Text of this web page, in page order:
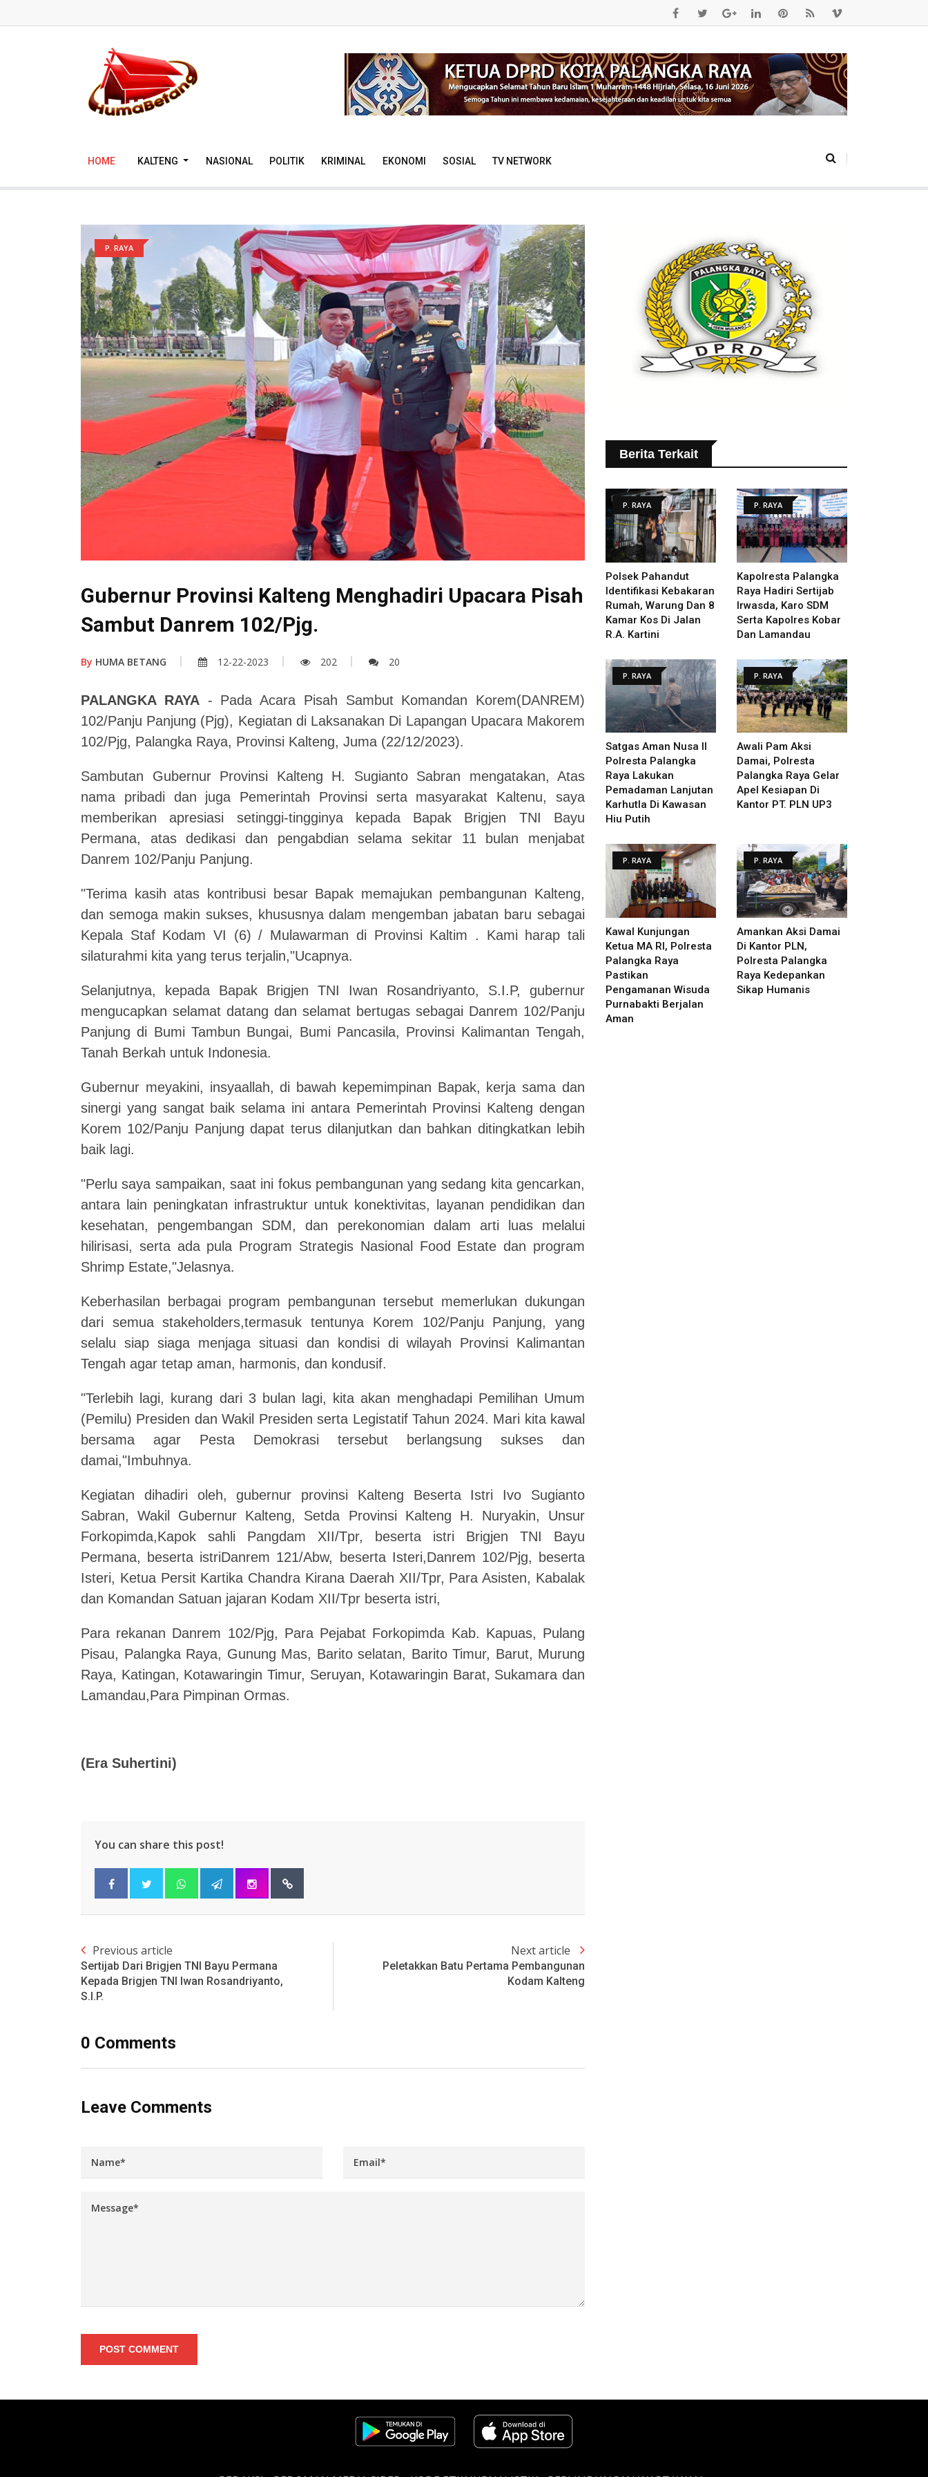
HOME KALTENG NASIONAL POLITIK KRIMINAL EKONOMI SOSIAL TV NETWORK
P. RAYA
Gubernur Provinsi Kalteng Menghadiri Upacara Pisah
Sambut Danrem 102/Pjg.
By HUMA BETANG 12-22-2023 202 20
PALANGKA RAYA- Pada Acara Pisah Sambut Komandan Korem(DANREM)
102/Panju Panjung (Pjg), Kegiatan di Laksanakan Di Lapangan Upacara Makorem
102/Pjg, Palangka Raya, Provinsi Kalteng, Juma (22/12/2023).
Sambutan Gubernur Provinsi Kalteng H. Sugianto Sabran mengatakan, Atas
nama pribadi dan juga Pemerintah Provinsi serta masyarakat Kaltenu, saya
memberikan apresiasi setinggi-tingginya kepada Bapak Brigjen TNI Bayu
Permana, atas dedikasi dan pengabdian selama sekitar 11 bulan menjabat
Danrem 102/Panju Panjung.
"Terima kasih atas kontribusi besar Bapak memajukan pembangunan Kalteng,
dan semoga makin sukses, khususnya dalam mengemban jabatan baru sebagai
Kepala Staf Kodam VI (6) / Mulawarman di Provinsi Kaltim . Kami harap tali
silaturahmi kita yang terus terjalin,"Ucapnya.
Selanjutnya, kepada Bapak Brigjen TNI Iwan Rosandriyanto, S.I.P, gubernur
mengucapkan selamat datang dan selamat bertugas sebagai Danrem 102/Panju
Panjung di Bumi Tambun Bungai, Bumi Pancasila, Provinsi Kalimantan Tengah,
Tanah Berkah untuk Indonesia.
Gubernur meyakini, insyaallah, di bawah kepemimpinan Bapak, kerja sama dan
sinergi yang sangat baik selama ini antara Pemerintah Provinsi Kalteng dengan
Korem 102/Panju Panjung dapat terus dilanjutkan dan bahkan ditingkatkan lebih
baik lagi.
"Perlu saya sampaikan, saat ini fokus pembangunan yang sedang kita gencarkan,
antara lain peningkatan infrastruktur untuk konektivitas, layanan pendidikan dan
kesehatan, pengembangan SDM, dan perekonomian dalam arti luas melalui
hilirisasi, serta ada pula Program Strategis Nasional Food Estate dan program
Shrimp Estate,"Jelasnya.
Keberhasilan berbagai program pembangunan tersebut memerlukan dukungan
dari semua stakeholders,termasuk tentunya Korem 102/Panju Panjung, yang
selalu siap siaga menjaga situasi dan kondisi di wilayah Provinsi Kalimantan
Tengah agar tetap aman, harmonis, dan kondusif.
"Terlebih lagi, kurang dari 3 bulan lagi, kita akan menghadapi Pemilihan Umum
(Pemilu) Presiden dan Wakil Presiden serta Legistatif Tahun 2024. Mari kita kawal
bersama agar Pesta Demokrasi tersebut berlangsung sukses dan
damai,"Imbuhnya.
Kegiatan dihadiri oleh, gubernur provinsi Kalteng Beserta Istri Ivo Sugianto
Sabran, Wakil Gubernur Kalteng, Setda Provinsi Kalteng H. Nuryakin, Unsur
Forkopimda,Kapok sahli Pangdam XII/Tpr, beserta istri Brigjen TNI Bayu
Permana, beserta istriDanrem 121/Abw, beserta Isteri,Danrem 102/Pjg, beserta
Isteri, Ketua Persit Kartika Chandra Kirana Daerah XII/Tpr, Para Asisten, Kabalak
dan Komandan Satuan jajaran Kodam XII/Tpr beserta istri,
Para rekanan Danrem 102/Pjg, Para Pejabat Forkopimda Kab. Kapuas, Pulang
Pisau, Palangka Raya, Gunung Mas, Barito selatan, Barito Timur, Barut, Murung
Raya, Katingan, Kotawaringin Timur, Seruyan, Kotawaringin Barat, Sukamara dan
Lamandau,Para Pimpinan Ormas.
(Era Suhertini)
You can share this post!
Previous article
Sertijab Dari Brigjen TNI Bayu Permana
Kepada Brigjen TNI Iwan Rosandriyanto,
S.I.P.
Next article
Peletakkan Batu Pertama Pembangunan
Kodam Kalteng
0 Comments
Leave Comments
POST COMMENT
Berita Terkait
P. RAYA
Polsek Pahandut
Identifikasi Kebakaran
Rumah, Warung Dan 8
Kamar Kos Di Jalan
R.A. Kartini
P. RAYA
Kapolresta Palangka
Raya Hadiri Sertijab
Irwasda, Karo SDM
Serta Kapolres Kobar
Dan Lamandau
P. RAYA
Satgas Aman Nusa II
Polresta Palangka
Raya Lakukan
Pemadaman Lanjutan
Karhutla Di Kawasan
Hiu Putih
P. RAYA
Awali Pam Aksi
Damai, Polresta
Palangka Raya Gelar
Apel Kesiapan Di
Kantor PT. PLN UP3
P. RAYA
Kawal Kunjungan
Ketua MA RI, Polresta
Palangka Raya
Pastikan
Pengamanan Wisuda
Purnabakti Berjalan
Aman
P. RAYA
Amankan Aksi Damai
Di Kantor PLN,
Polresta Palangka
Raya Kedepankan
Sikap Humanis